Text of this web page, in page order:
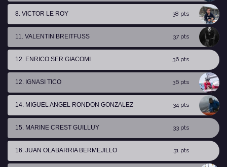
8. VICTOR LE ROY 38 pts
11. VALENTIN BREITFUSS 37 pts
12. ENRICO SER GIACOMI 36 pts
12. IGNASI TICO 36 pts
14. MIGUEL ANGEL RONDON GONZALEZ 34 pts
15. MARINE CREST GUILLUY 33 pts
16. JUAN OLABARRIA BERMEJILLO 31 pts